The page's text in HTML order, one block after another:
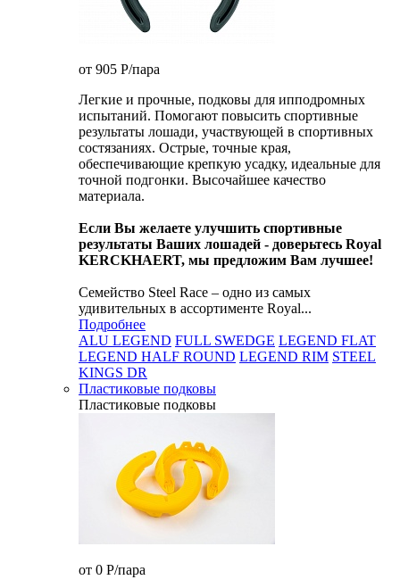
от 905 P/пара
Легкие и прочные, подковы для ипподромных
испытаний. Помогают повысить спортивные
результаты лошади, участвующей в спортивных
состязаниях. Острые, точные края,
обеспечивающие крепкую усадку, идеальные для
точной подгонки. Высочайшее качество
материала.
Если Вы желаете улучшить спортивные
результаты Ваших лошадей - доверьтесь Royal
KERCKHAERT, мы предложим Вам лучшее!
Семейство Steel Race – одно из самых
удивительных в ассортименте Royal...
Подробнее
ALU LEGEND FULL SWEDGE LEGEND FLAT
LEGEND HALF ROUND LEGEND RIM STEEL
KINGS DR
Пластиковые подковы
Пластиковые подковы
от 0 P/пара